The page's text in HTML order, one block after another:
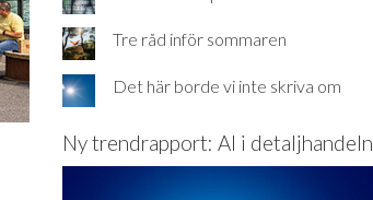
Tre råd inför sommaren
Det här borde vi inte skriva om
Ny trendrapport: AI i detaljhandeln